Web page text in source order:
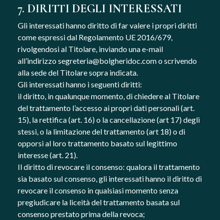
7. DIRITTI DEGLI INTERESSATI
Gli interessati hanno diritto di far valere i propri diritti
come espressi dal Regolamento UE 2016/679,
rivolgendosi al Titolare, inviando una e-mail
all’indirizzosegreteria@bolgheridoc.como scrivendo
alla sede del Titolare sopra indicata.
Gli interessati hanno i seguenti diritti:
il diritto, in qualunque momento, di chiedere al Titolare
del trattamento l’accesso ai propri dati personali (art.
15), la rettifica (art. 16) o la cancellazione (art 17) degli
stessi, o la limitazione del trattamento (art 18) o di
opporsi al loro trattamento basato sul legittimo
interesse (art. 21).
Il diritto di revocare il consenso: qualora il trattamento
sia basato sul consenso, gli interessati hanno il diritto di
revocare il consenso in qualsiasi momento senza
pregiudicare la liceità del trattamento basata sul
consenso prestato prima della revoca;